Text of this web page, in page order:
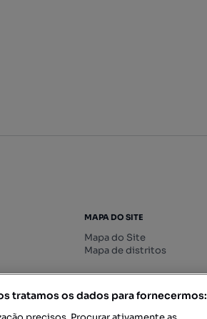
MAPA DO SITE
Mapa do Site
Mapa de distritos
tratamos os dados para fornecermos: